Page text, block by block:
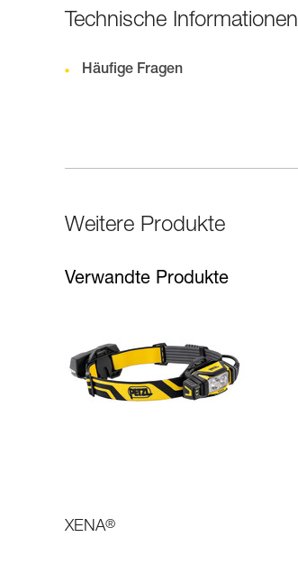
Technische Informationen
Häufige Fragen
Weitere Produkte
Verwandte Produkte
XENA®